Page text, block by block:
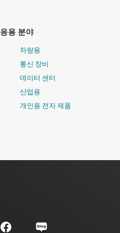
응용 분야
차량용
통신 장비
데이터 센터
산업용
개인용 전자 제품